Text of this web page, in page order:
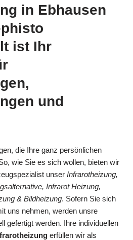
in Ebhausen
ist Ihr
und
die Ihre ganz persönlichen
wie Sie es sich wollen, bieten wir
unser Infrarotheizung,
Infrarot Heizung,
& Bildheizung. Sofern Sie sich
uns nehmen, werden unsre
gefertigt werden. Ihre individuellen
erfüllen wir als